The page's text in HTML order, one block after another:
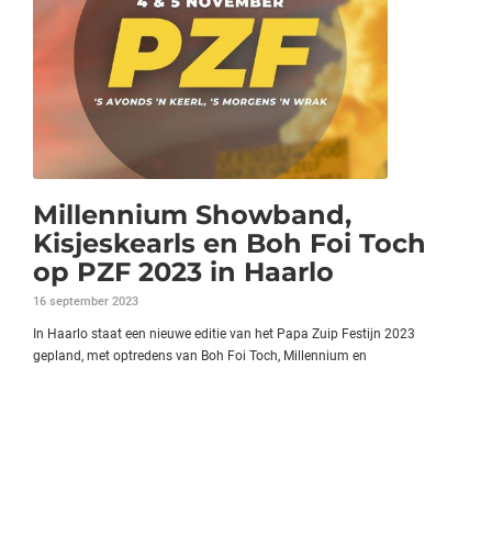
Millennium Showband,
Kisjeskearls en Boh Foi Toch
op PZF 2023 in Haarlo
16 september 2023
In Haarlo staat een nieuwe editie van het Papa Zuip Festijn 2023
gepland, met optredens van Boh Foi Toch, Millennium en